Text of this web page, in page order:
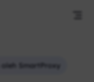
oleh SmartProxy